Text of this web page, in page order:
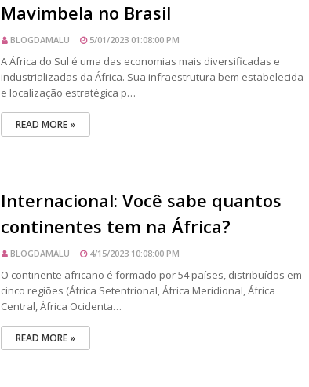
Mavimbela no Brasil
BLOGDAMALU 5/01/2023 01:08:00 PM
A África do Sul é uma das economias mais diversificadas e
industrializadas da África. Sua infraestrutura bem estabelecida
e localização estratégica p…
READ MORE »
Internacional: Você sabe quantos
continentes tem na África?
BLOGDAMALU 4/15/2023 10:08:00 PM
O continente africano é formado por 54 países, distribuídos em
cinco regiões (África Setentrional, África Meridional, África
Central, África Ocidenta…
READ MORE »